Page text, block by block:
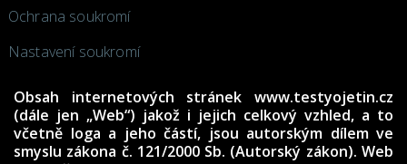
Ochrana soukromí
Nastavení soukromí
Obsah internetových stránek www.testyojetin.cz
(dále jen „Web“) jakož i jejich celkový vzhled, a to
včetně loga a jeho částí, jsou autorským dílem ve
smyslu zákona č. 121/2000 Sb. (Autorský zákon). Web